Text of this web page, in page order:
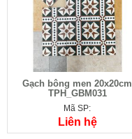
Gạch bông men 20x20cm
TPH_GBM031
Mã SP:
Liên hệ